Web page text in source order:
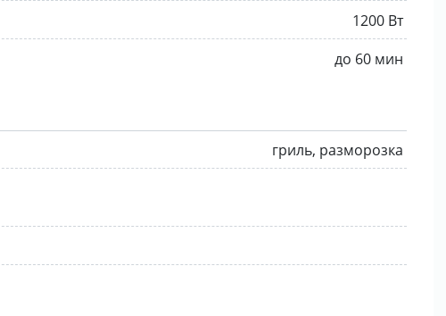
1200 Вт
до 60 мин
гриль, разморозка